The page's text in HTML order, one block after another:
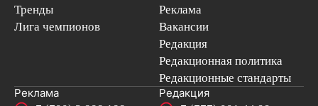
Тренды
Лига чемпионов
Реклама
Вакансии
Редакция
Редакционная политика
Редакционные стандарты
Реклама Редакция